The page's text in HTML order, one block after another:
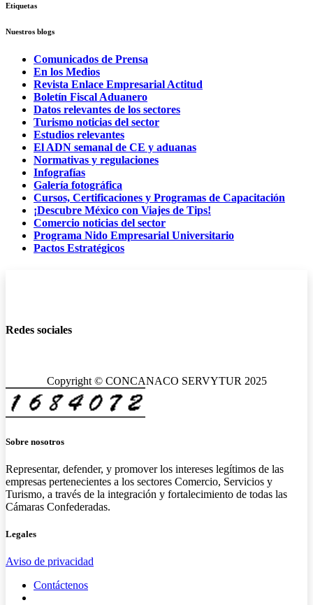
Etiquetas
Nuestros blogs
Comunicados de Prensa
En los Medios
Revista Enlace Empresarial Actitud
Boletín Fiscal Aduanero
Datos relevantes de los sectores
Turismo noticias del sector
Estudios relevantes
El ADN semanal de CE y aduanas
Normativas y regulaciones
Infografías
Galería fotográfica
Cursos, Certificaciones y Programas de Capacitación
¡Descubre México con Viajes de Tips!
Comercio noticias del sector
Programa Nido Empresarial Universitario
Pactos Estratégicos
Redes sociales
Copyright © CONCANACO SERVYTUR 2025
Sobre nosotros
Representar, defender, y promover los intereses legítimos de las
empresas pertenecientes a los sectores Comercio, Servicios y
Turismo, a través de la integración y fortalecimiento de todas las
Cámaras Confederadas.
Legales
Aviso de privacidad
Contáctenos